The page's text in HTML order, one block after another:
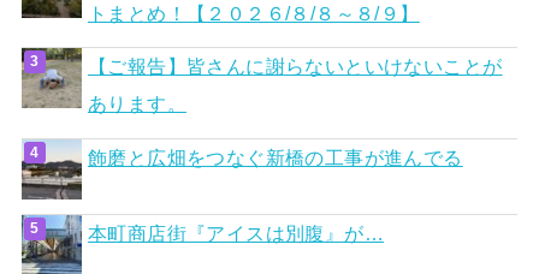
トまとめ！【２０２６/８/８～８/９】
【ご報告】皆さんに謝らないといけないことが
あります。
飾磨と広畑をつなぐ新橋の工事が進んでる
本町商店街『アイスは別腹』が…